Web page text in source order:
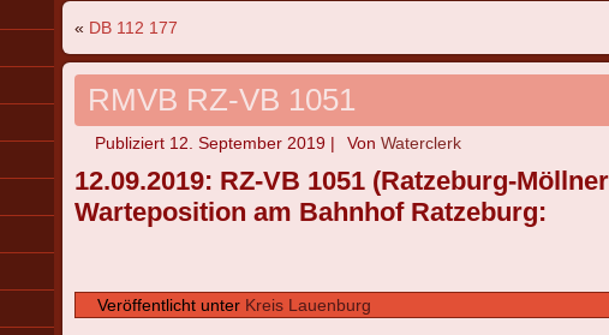
« DB 112 177
RMVB RZ-VB 1051
Publiziert 12. September 2019 | Von Waterclerk
12.09.2019: RZ-VB 1051 (Ratzeburg-
Warteposition am Bahnhof Ratzeburg:
Veröffentlicht unter Kreis Lauenburg